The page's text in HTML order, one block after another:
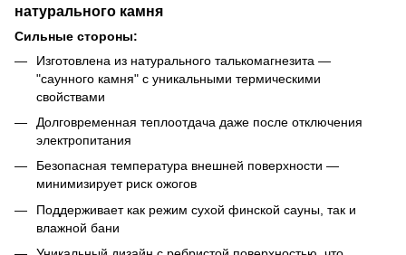
натурального камня
Сильные стороны:
Изготовлена из натурального талькомагнезита —
"саунного камня" с уникальными термическими
свойствами
Долговременная теплоотдача даже после отключения
электропитания
Безопасная температура внешней поверхности —
минимизирует риск ожогов
Поддерживает как режим сухой финской сауны, так и
влажной бани